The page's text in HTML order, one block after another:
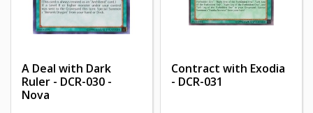
A Deal with Dark
Ruler - DCR-030 -
Nova
Contract with Exodia
- DCR-031